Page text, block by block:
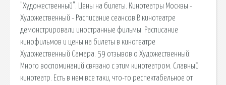
"Художественный". Цены на билеты. Кинотеатры Москвы -
Художественный - Расписание сеансов В кинотеатре
демонстрировали иностранные фильмы. Расписание
кинофильмов и цены на билеты в кинотеатре
Художественный Самара. 59 отзывов о Художественный:
Много воспоминаний связано с этим кинотеатром. Славный
кинотеатр. Есть в нем все таки, что-то респектабельное от